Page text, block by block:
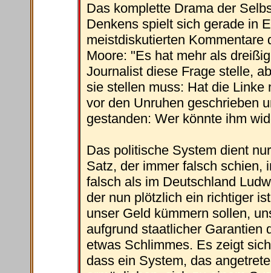
Das komplette Drama der
Denkens spielt sich gerade in
meistdiskutierten Kommentare
Moore: "Es hat mehr als
Journalist diese Frage stelle,
sie stellen muss: Hat die Linke
vor den Unruhen geschrieben
gestanden: Wer könnte ihm
Das politische System dient
Satz, der immer falsch schien,
falsch als im Deutschland
der nun plötzlich ein richtiger
unser Geld kümmern sollen,
aufgrund staatlicher Garantien
etwas Schlimmes. Es zeigt
dass ein System, das